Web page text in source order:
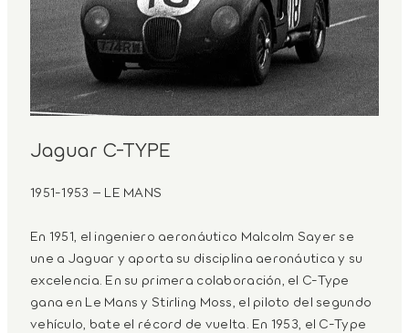
Jaguar C-TYPE
1951-1953 – LE MANS
En 1951, el ingeniero aeronáutico Malcolm Sayer se
une a Jaguar y aporta su disciplina aeronáutica y su
excelencia. En su primera colaboración, el C-Type
gana en Le Mans y Stirling Moss, el piloto del segundo
vehículo, bate el récord de vuelta. En 1953, el C-Type